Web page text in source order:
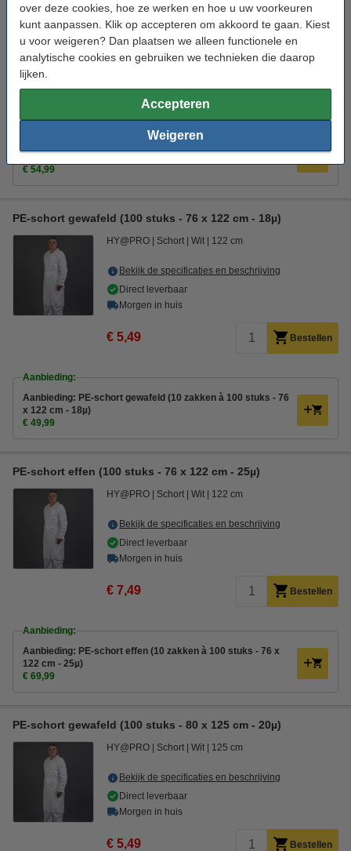
over deze cookies, hoe ze werken en hoe u uw voorkeuren
kunt aanpassen. Klik op accepteren om akkoord te gaan. Kiest
u voor weigeren? Dan plaatsen we alleen functionele en
analytische cookies en gebruiken we technieken die daarop
lijken.
Accepteren
Weigeren
Direct leverbaar
Morgen in huis
Aanbieding:
Aanbieding: PE-schort effen (10 zakken à 100 stuks - 69 x
€ 54,99
PE-schort gewafeld (100 stuks - 76 x 122 cm - 18µ)
HY@PRO Schort Wit 122 cm
Bekijk de specificaties en beschrijving
Direct leverbaar
Morgen in huis
€ 5,49 Bestellen
Aanbieding:
Aanbieding: PE-schort gewafeld (10 zakken à 100 stuks - 76
x 122 cm - 18µ)
€ 49,99
PE-schort effen (100 stuks - 76 x 122 cm - 25µ)
HY@PRO Schort Wit 122 cm
Bekijk de specificaties en beschrijving
Direct leverbaar
Morgen in huis
€ 7,49 Bestellen
Aanbieding:
Aanbieding: PE-schort effen (10 zakken à 100 stuks - 76 x
122 cm - 25µ)
€ 69,99
PE-schort gewafeld (100 stuks - 80 x 125 cm - 20µ)
HY@PRO Schort Wit 125 cm
Bekijk de specificaties en beschrijving
Direct leverbaar
Morgen in huis
€ 5,49 Bestellen